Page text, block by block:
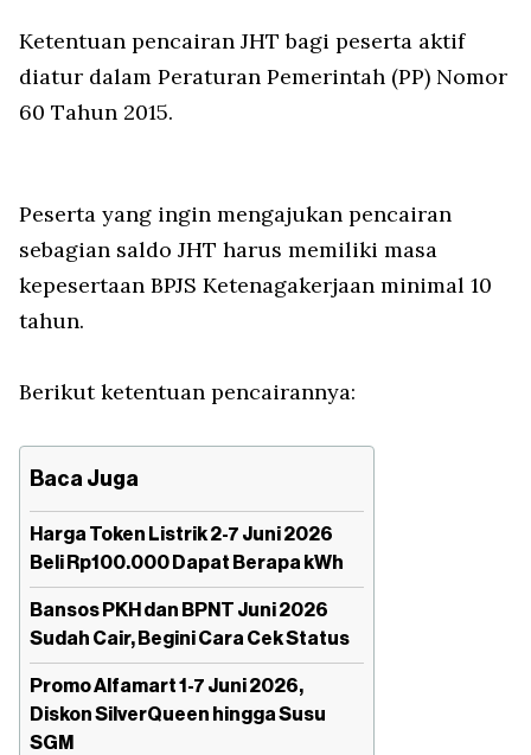
Ketentuan pencairan JHT bagi peserta aktif
diatur dalam Peraturan Pemerintah (PP) Nomor
60 Tahun 2015.
Peserta yang ingin mengajukan pencairan
sebagian saldo JHT harus memiliki masa
kepesertaan BPJS Ketenagakerjaan minimal 10
tahun.
Berikut ketentuan pencairannya:
Baca Juga
Harga Token Listrik 2-7 Juni 2026
Beli Rp100.000 Dapat Berapa kWh
Bansos PKH dan BPNT Juni 2026
Sudah Cair, Begini Cara Cek Status
Promo Alfamart 1-7 Juni 2026,
Diskon SilverQueen hingga Susu
SGM